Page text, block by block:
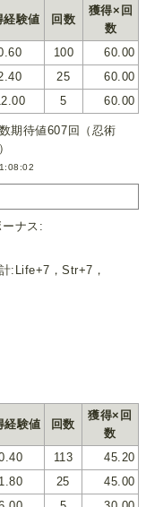
経験値 回数
獲得×回
数
100
60.00
25
60.00
5 60.00
期待値607回（忍術
ナス:
:Life+7，Str+7，
経験値 回数
獲得×回
数
113
45.20
1.80 25
45.00